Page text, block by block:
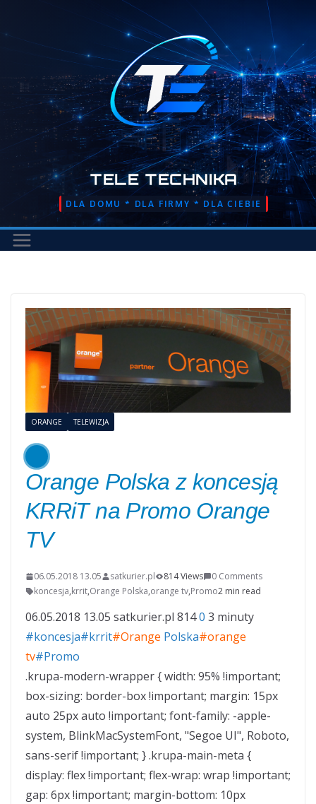
TELE TECHNIKA
DLA DOMU * DLA FIRMY * DLA CIEBIE
ORANGE TELEWIZJA
Orange Polska z koncesją
KRRiT na Promo Orange
TV
06.05.2018 13.05 satkurier.pl 814 Views
0 Comments
koncesja,krrit,Orange Polska,orange tv,Promo2 min read
06.05.2018 13.05 satkurier.pl 8140 3 minuty
#koncesja#krrit#Orange Polska#orange
tv#Promo
.krupa-modern-wrapper { width: 95% !important;
box-sizing: border-box !important; margin: 15px
auto 25px auto !important; font-family: -apple-
system, BlinkMacSystemFont, "Segoe UI", Roboto,
sans-serif !important; } .krupa-main-meta {
display: flex !important; flex-wrap: wrap !important;
gap: 6px !important; margin-bottom: 10px